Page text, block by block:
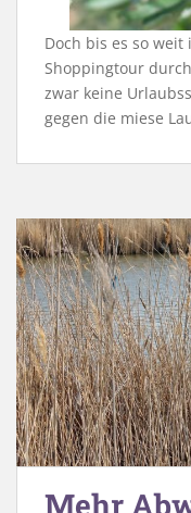
Doch bis es so
Shoppingtour durch
zwar keine
gegen die miese